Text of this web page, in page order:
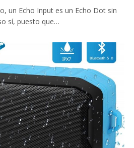
un Echo Input es un Echo Dot sin
sí, puesto que…